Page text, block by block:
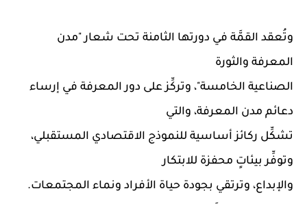
وتُعقد القمَّة في دورتها الثامنة تحت شعار "مدن
المعرفة والثورة
الصناعية الخامسة"، وتركِّز على دور المعرفة في إرساء
دعائم مدن المعرفة، والتي
تشكِّل ركائز أساسية للنموذج الاقتصادي المستقبلي،
وتوفِّر بيئاتٍ محفزة للابتكار
والإبداع، وترتقي بجودة حياة الأفراد ونماء المجتمعات.